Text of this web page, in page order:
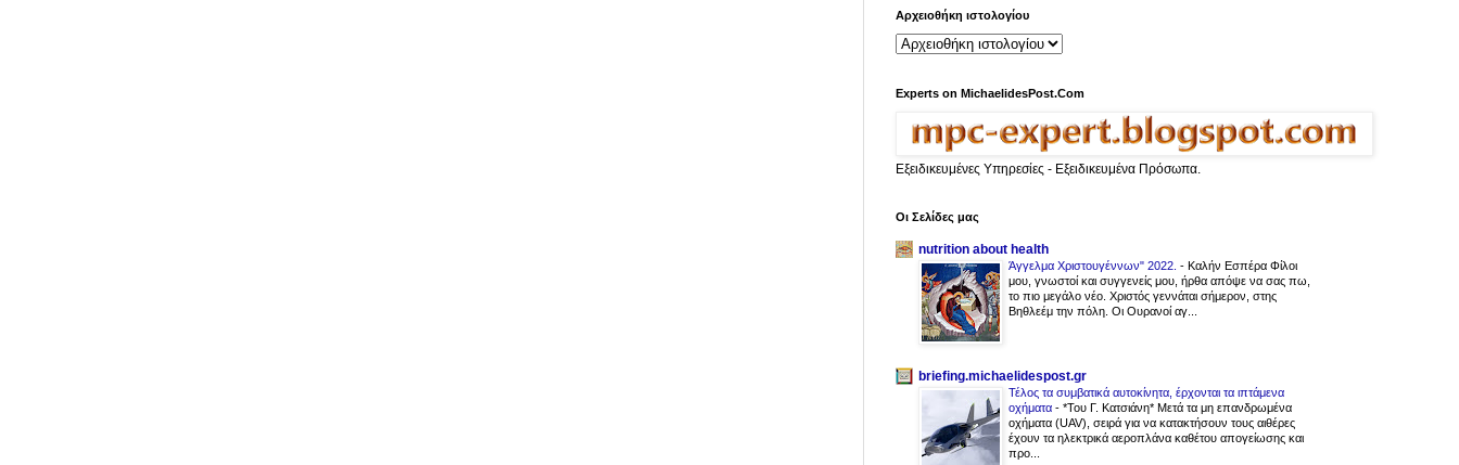
Αρχειοθήκη ιστολογίου
Experts on MichaelidesPost.Com
Εξειδικευμένες Υπηρεσίες - Εξειδικευμένα Πρόσωπα.
Οι Σελίδες μας
nutrition about health
Άγγελμα Χριστουγέννων" 2022. - Καλήν Εσπέρα Φίλοι
μου, γνωστοί και συγγενείς μου, ήρθα απόψε να σας πω,
το πιο μεγάλο νέο. Χριστός γεννάται σήμερον, στης
Βηθλεέμ την πόλη. Οι Ουρανοί αγ...
briefing.michaelidespost.gr
Τέλος τα συμβατικά αυτοκίνητα, έρχονται τα ιπτάμενα
οχήματα - *Του Γ. Κατσιάνη* Μετά τα μη επανδρωμένα
οχήματα (UAV), σειρά για να κατακτήσουν τους αιθέρες
έχουν τα ηλεκτρικά αεροπλάνα καθέτου απογείωσης και
προ...